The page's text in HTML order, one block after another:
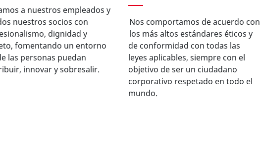
a nuestros empleados y
nuestros socios con
dignidad y
fomentando un entorno
las personas puedan
innovar y sobresalir.
Nos comportamos de acuerdo con
los más altos estándares éticos y
de conformidad con todas las
leyes aplicables, siempre con el
objetivo de ser un ciudadano
corporativo respetado en todo el
mundo.